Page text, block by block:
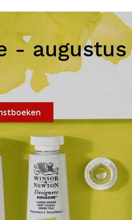
- augustus